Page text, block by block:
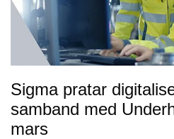
Sigma pratar
samband med
mars